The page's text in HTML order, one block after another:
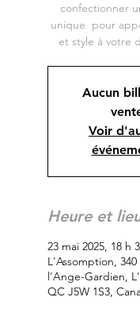
confectionner
unique pour
et style à votre
Aucun
Voir
Heure et
23 mai 2025, 18 h
L'Assomption,
l'Ange-Gardien,
QC J5W 1S3,